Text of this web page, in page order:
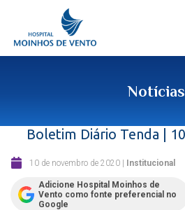
Notícias
Boletim Diário Tenda |
10 de novembro de 2020 | Institucional
Adicione Hospital Moinhos de
Vento como fonte preferencial no
Google